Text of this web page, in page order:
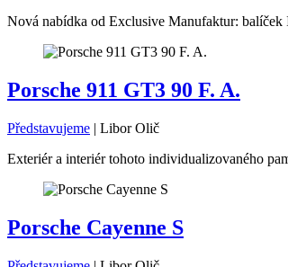
Nová nabídka od Exclusive Manufaktur: balíček
Porsche 911 GT3 90 F. A.
Představujeme | Libor Olič
Exteriér a interiér tohoto individualizovaného
Porsche Cayenne S